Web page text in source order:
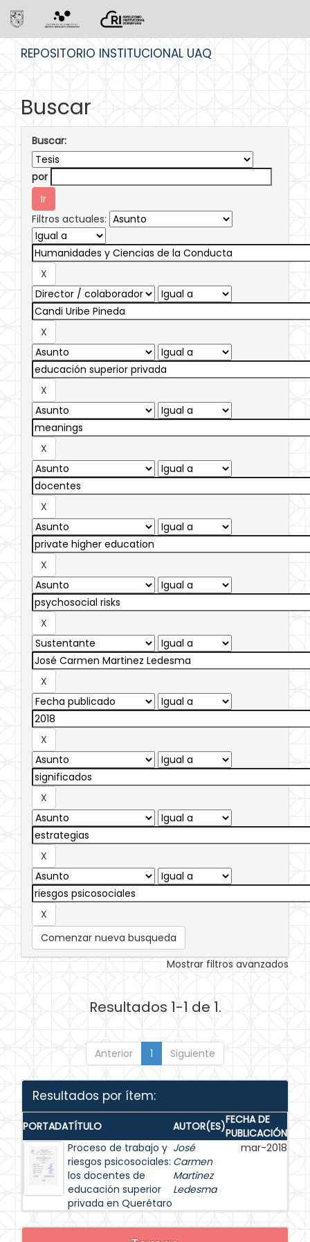
REPOSITORIO INSTITUCIONAL UAQ
Buscar
Buscar:
por
Filtros actuales:
Comenzar nueva busqueda
Mostrar filtros avanzados
Resultados 1-1 de 1.
Anterior 1 Siguiente
Resultados por ítem:
PORTADATÍTULO AUTOR(ES)FECHA DE
PUBLICACIÓN
Proceso de trabajo y
riesgos psicosociales:
los docentes de
educación superior
privada en Querétaro
José
Carmen
Martinez
Ledesma
mar-2018